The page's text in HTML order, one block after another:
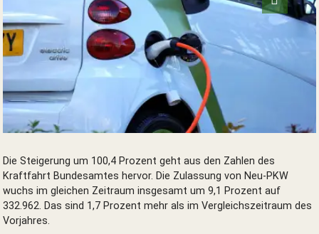
Die Steigerung um 100,4 Prozent geht aus den Zahlen des
Kraftfahrt Bundesamtes hervor. Die Zulassung von Neu-PKW
wuchs im gleichen Zeitraum insgesamt um 9,1 Prozent auf
332.962. Das sind 1,7 Prozent mehr als im Vergleichszeitraum des
Vorjahres.